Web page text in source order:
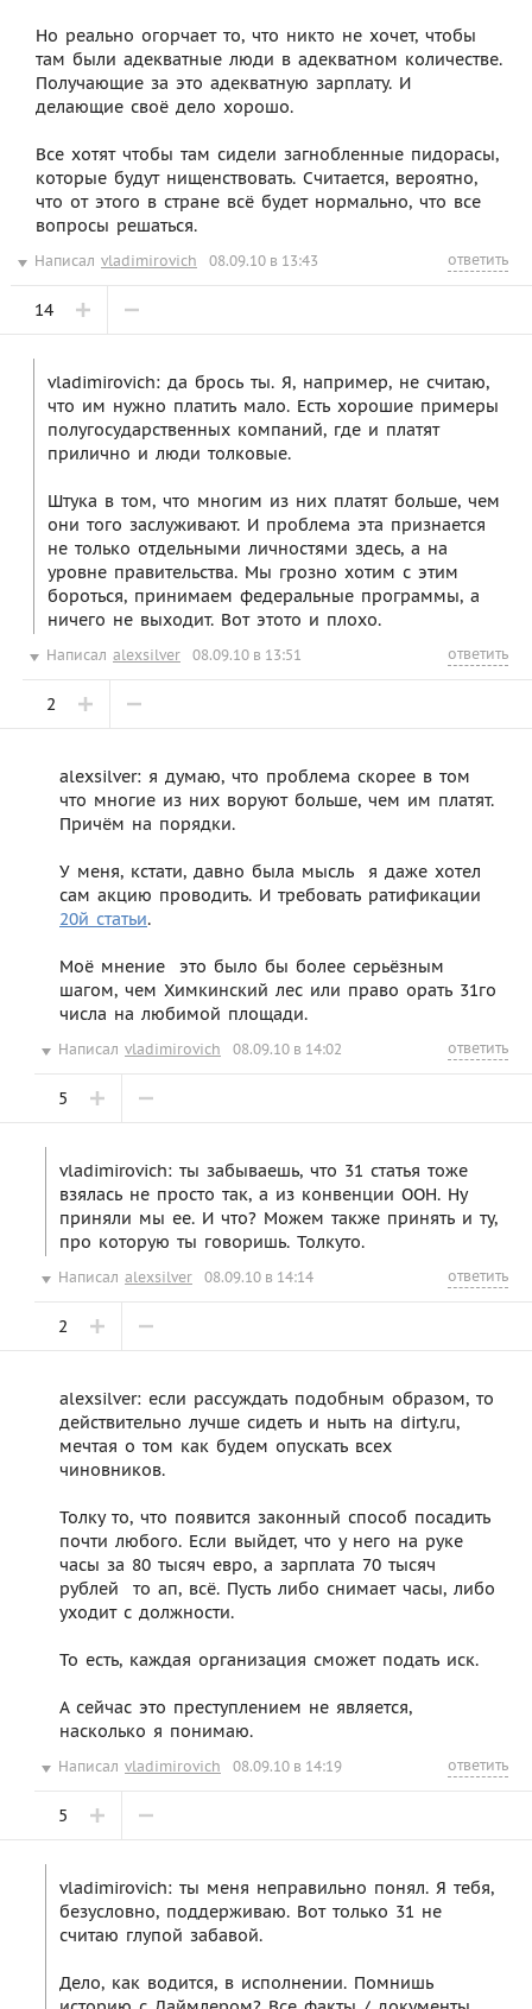
Но реально огорчает то, что никто не хочет, чтобы
там были адекватные люди в адекватном количестве.
Получающие за это адекватную зарплату. И
делающие своё дело хорошо.
Все хотят чтобы там сидели загнобленные пидорасы,
которые будут нищенствовать. Считается, вероятно,
что от этого в стране всё будет нормально, что все
вопросы решаться.
Написал vladimirovich 08.09.10 в 13:43 ответить
14
vladimirovich: да брось ты. Я, например, не считаю,
что им нужно платить мало. Есть хорошие примеры
полугосударственных компаний, где и платят
прилично и люди толковые.
Штука в том, что многим из них платят больше, чем
они того заслуживают. И проблема эта признается
не только отдельными личностями здесь, а на
уровне правительства. Мы грозно хотим с этим
бороться, принимаем федеральные программы, а
ничего не выходит. Вот этото и плохо.
Написал alexsilver 08.09.10 в 13:51 ответить
2
alexsilver: я думаю, что проблема скорее в том
что многие из них воруют больше, чем им платят.
Причём на порядки.
У меня, кстати, давно была мысль  я даже хотел
сам акцию проводить. И требовать ратификации
20й статьи.
Моё мнение  это было бы более серьёзным
шагом, чем Химкинский лес или право орать 31го
числа на любимой площади.
Написал vladimirovich 08.09.10 в 14:02 ответить
5
vladimirovich: ты забываешь, что 31 статья тоже
взялась не просто так, а из конвенции ООН. Ну
приняли мы ее. И что? Можем также принять и ту,
про которую ты говоришь. Толкуто.
Написал alexsilver 08.09.10 в 14:14 ответить
2
alexsilver: если рассуждать подобным образом, то
действительно лучше сидеть и ныть на dirty.ru,
мечтая о том как будем опускать всех
чиновников.
Толку то, что появится законный способ посадить
почти любого. Если выйдет, что у него на руке
часы за 80 тысяч евро, а зарплата 70 тысяч
рублей  то ап, всё. Пусть либо снимает часы, либо
уходит с должности.
То есть, каждая организация сможет подать иск.
А сейчас это преступлением не является,
насколько я понимаю.
Написал vladimirovich 08.09.10 в 14:19 ответить
5
vladimirovich: ты меня неправильно понял. Я тебя,
безусловно, поддерживаю. Вот только 31 не
считаю глупой забавой.
Дело, как водится, в исполнении. Помнишь